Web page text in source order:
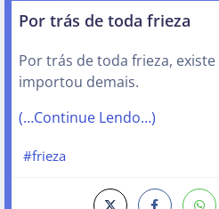
Por trás de toda frieza
Por trás de toda frieza,
importou demais.
(…Continue Lendo…)
#frieza